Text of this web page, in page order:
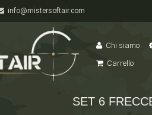
info@mistersoftair.com
Chi siamo
Carrello
SET 6